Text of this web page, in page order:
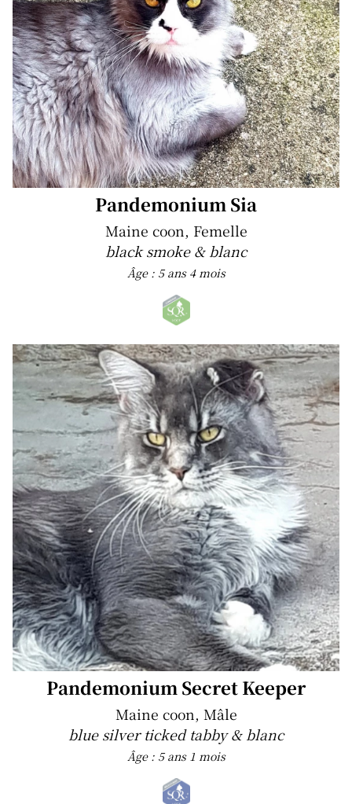
Pandemonium Sia
Maine coon, Femelle
black smoke & blanc
Âge : 5 ans 4 mois
Pandemonium Secret Keeper
Maine coon, Mâle
blue silver ticked tabby & blanc
Âge : 5 ans 1 mois